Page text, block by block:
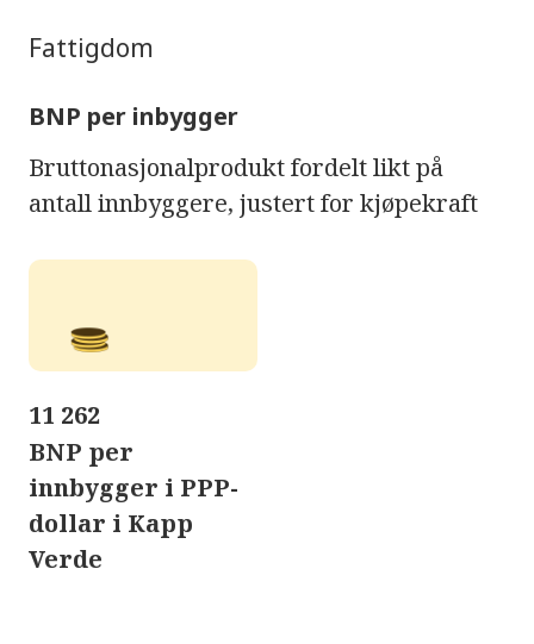
Fattigdom
BNP per inbygger
Bruttonasjonalprodukt fordelt likt på
antall innbyggere, justert for kjøpekraft
11 262
BNP per
innbygger i PPP-
dollar i Kapp
Verde